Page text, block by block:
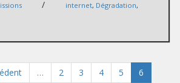
/ internet, Dégradation,
… 2 3 4 5
6